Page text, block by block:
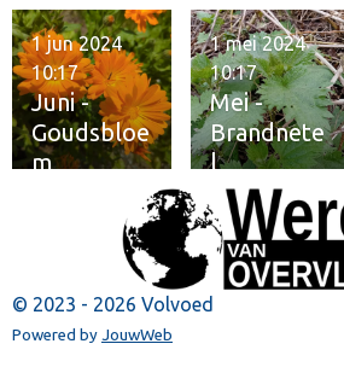
Juni -
Goudsbloe
m
1 jun 2024
10:17
Mei -
Brandnete
l
1 mei 2024
10:17
© 2023 - 2026 Volvoed
Powered by JouwWeb